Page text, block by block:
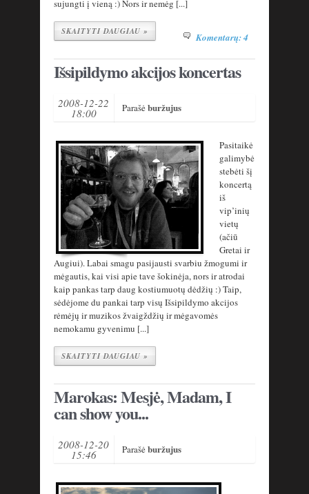
sujungti į vieną :) Nors ir nemėg [...]
SKAITYTI DAUGIAU » Komentarų: 4
Išsipildymo akcijos koncertas
2008-12-22
18:00 Parašėburžujus
Pasitaikė
galimybė
stebėti šį
koncertą
iš
vip’inių
vietų
(ačiū
Gretai ir
Augiui). Labai smagu pasijausti svarbiu žmogumi ir
mėgautis, kai visi apie tave šokinėja, nors ir atrodai
kaip pankas tarp daug kostiumuotų dėdžių :) Taip,
sėdėjome du pankai tarp visų Išsipildymo akcijos
rėmėjų ir muzikos žvaigždžių ir mėgavomės
nemokamu gyvenimu [...]
SKAITYTI DAUGIAU »
Marokas: Mesjė, Madam, I
can show you...
2008-12-20
15:46 Parašėburžujus